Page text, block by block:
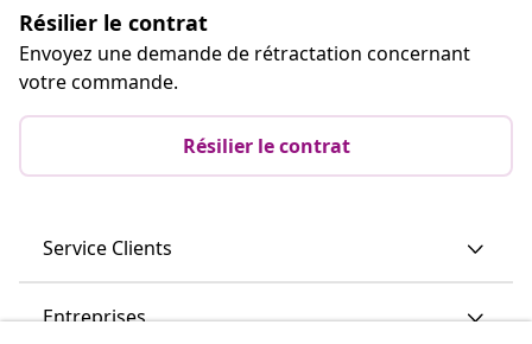
Résilier le contrat
Envoyez une demande de rétractation concernant
votre commande.
Résilier le contrat
Service Clients
Entreprises